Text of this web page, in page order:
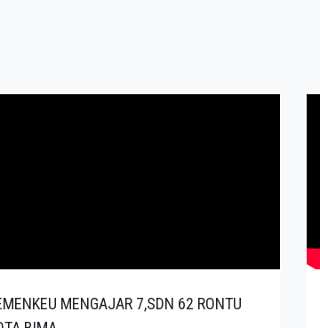
MENGAJAR 7,SDN 62 RONTU